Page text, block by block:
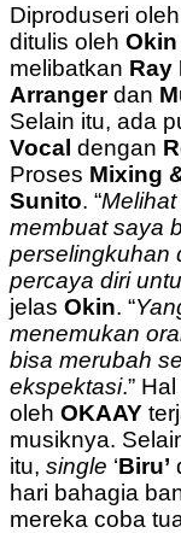
Diproduseri oleh
ditulis oleh Okin
melibatkan Ray
Arrangerdan
Selain itu, ada
Vocal dengan
Proses Mixing
Sunito. “
membuat saya
perselingkuhan
percaya diri
jelas Okin. “
menemukan
bisa merubah
ekspektasi.”
oleh OKAAY
musiknya.
itu, single ‘Biru’
hari bahagia
mereka coba